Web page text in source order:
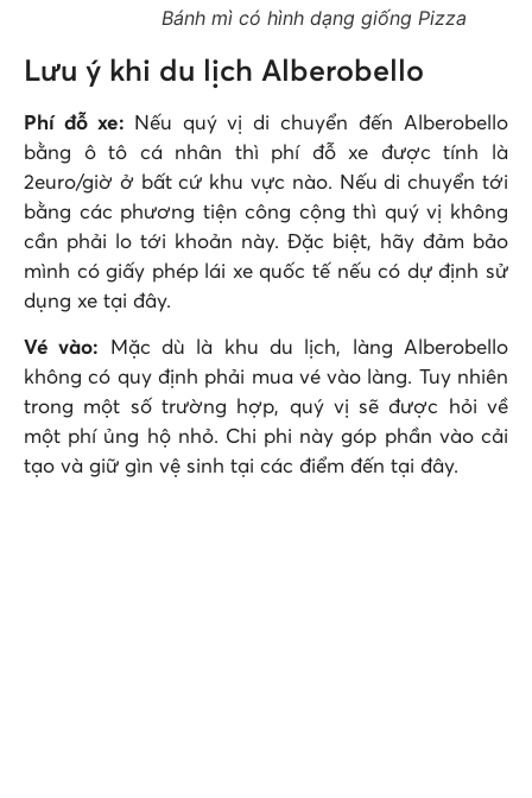
Bánh mì có hình dạng giống Pizza
Lưu ý khi du lịch Alberobello
Phí đỗ xe:
Nếu quý vị di chuyển đến Alberobello
bằng ô tô cá nhân thì phí đỗ xe được tính là
2euro/giờ ở bất cứ khu vực nào. Nếu di chuyển tới
bằng các phương tiện công cộng thì quý vị không
cần phải lo tới khoản này. Đặc biệt, hãy đảm bảo
mình có giấy phép lái xe quốc tế nếu có dự định sử
dụng xe tại đây.
Vé vào: Mặc dù là khu du lịch, làng Alberobello
không có quy định phải mua vé vào làng. Tuy nhiên
trong một số trường hợp, quý vị sẽ được hỏi về
một phí ủng hộ nhỏ. Chi phi này góp phần vào cải
tạo và giữ gìn vệ sinh tại các điểm đến tại đây.